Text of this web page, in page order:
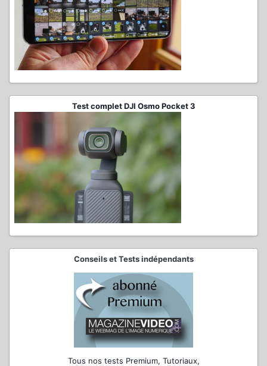
Test complet DJI Osmo Pocket 3
Conseils et Tests indépendants
Tous nos tests Premium, Tutoriaux,